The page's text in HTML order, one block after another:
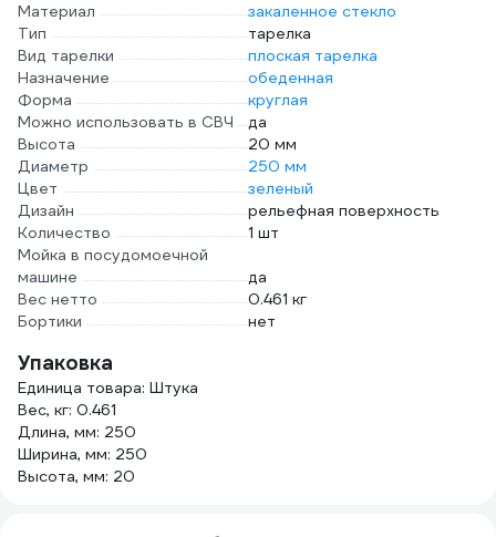
Материал
закаленное стекло
Тип
тарелка
Вид тарелки
плоская тарелка
Назначение
обеденная
Форма
круглая
Можно использовать в СВЧ
да
Высота
20 мм
Диаметр
250 мм
Цвет
зеленый
Дизайн
рельефная поверхность
Количество
1 шт
Мойка в посудомоечной
машине
да
Вес нетто
0.461 кг
Бортики
нет
Упаковка
Единица товара: Штука
Вес, кг: 0.461
Длина, мм: 250
Ширина, мм: 250
Высота, мм: 20